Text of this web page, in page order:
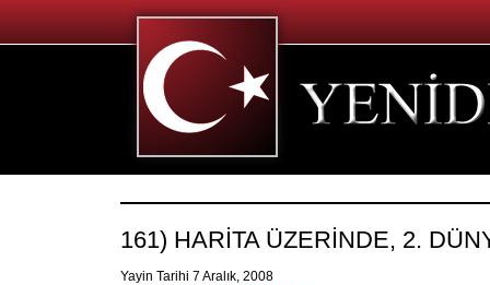
161) HARİTA ÜZERİNDE, 2.
Yayin Tarihi 7 Aralık, 2008